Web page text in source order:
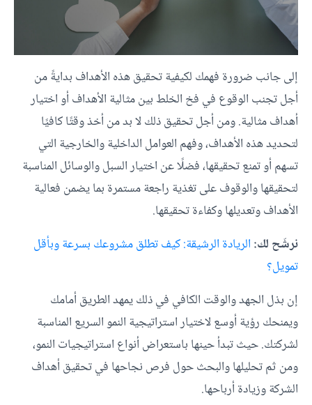
إلى جانب ضرورة فهمك لكيفية تحقيق هذه الأهداف بدايةً من
أجل تجنب الوقوع في فخ الخلط بين مثالية الأهداف أو اختيار
أهداف مثالية. ومن أجل تحقيق ذلك لا بد من أخذ وقتًا كافيًا
لتحديد هذه الأهداف، وفهم العوامل الداخلية والخارجية التي
تسهم أو تمنع تحقيقها، فضلًا عن اختيار السبل والوسائل المناسبة
لتحقيقها والوقوف على تغذية راجعة مستمرة بما يضمن فعالية
الأهداف وتعديلها وكفاءة تحقيقها.
نرشّح لك: الريادة الرشيقة: كيف تطلق مشروعك بسرعة وبأقل
تمويل؟
إن بذل الجهد والوقت الكافي في ذلك يمهد الطريق أمامك
ويمنحك رؤية أوسع لاختيار استراتيجية النمو السريع المناسبة
لشركتك. حيث تبدأ حينها باستعراض أنواع استراتيجيات النمو،
ومن ثم تحليلها والبحث حول فرص نجاحها في تحقيق أهداف
الشركة وزيادة أرباحها.